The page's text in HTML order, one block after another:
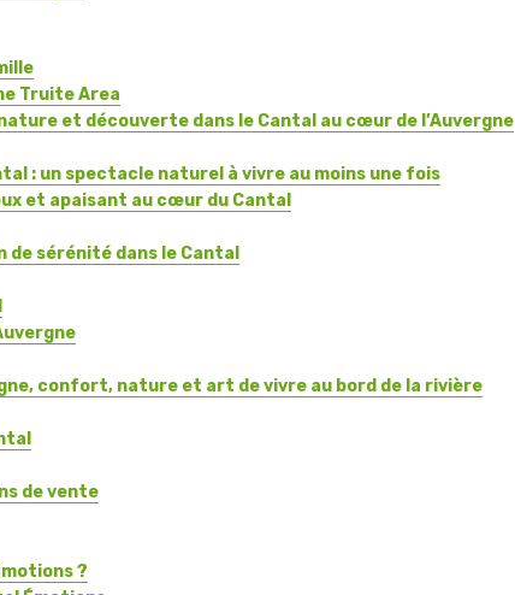
Truite Area
et découverte dans le Cantal au cœur de l’Auvergne
: un spectacle naturel à vivre au moins une fois
et apaisant au cœur du Cantal
de sérénité dans le Cantal
confort, nature et art de vivre au bord de la rivière
de vente
?